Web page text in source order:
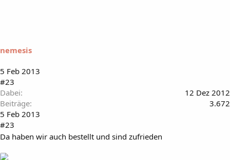
nemesis
5 Feb 2013
#23
Dabei
12 Dez 2012
Beiträge
3.672
5 Feb 2013
#23
Da haben wir auch bestellt und sind zufrieden